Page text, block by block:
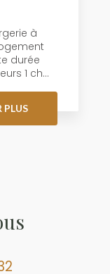
à
durée
1 ch...
PLUS